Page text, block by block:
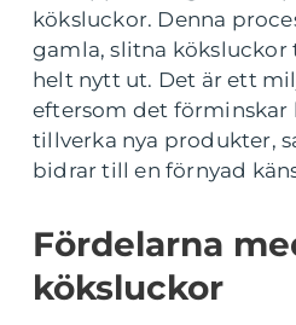
köksluckor. Denna
gamla, slitna köksluckor
helt nytt ut. Det är ett
eftersom det förminskar
tillverka nya produkter,
bidrar till en förnyad
Fördelarna
köksluckor